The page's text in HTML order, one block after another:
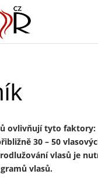
ovlivňují tyto faktory:
30 – 50
vlasů je
vlasů.